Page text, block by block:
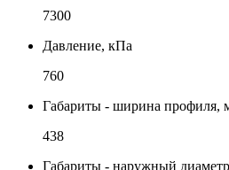
7300
Давление, кПа
760
Габариты - ширина профиля,
438
Габариты - наружный